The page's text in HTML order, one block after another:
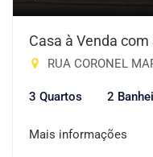
Casa à Venda
RUA CORONEL
3 Quartos 2
Mais informações